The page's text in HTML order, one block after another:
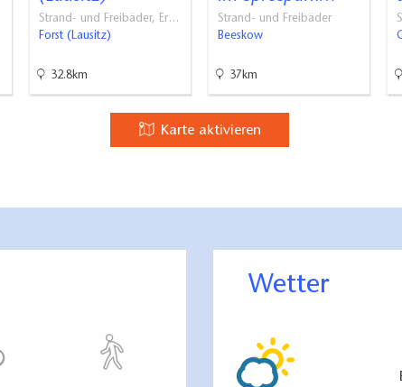
Strand- und Freibäder, Er…
Forst (Lausitz)
32.8km
Strand- und Freibäder
Beeskow
37km
Karte aktivieren
Wetter